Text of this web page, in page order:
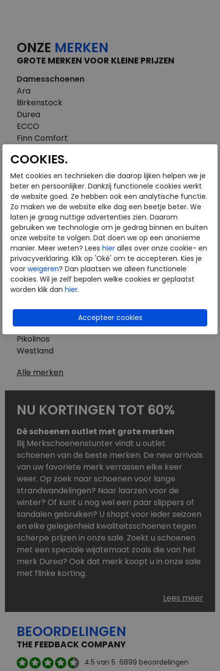
ONZE MERKEN
GROTE MERKEN VOOR KLEINE PRIJZEN
Damesschoenen
Ara
Birkenstock
Durea
ECCO
Finn Comfort
Gabor
Piedi Nudi
Pikolinos
Solidus
Think
Waldlaufer
Westland
Wolky
Herenschoenen
Australian
Birkenstock
Clarks
Mephisto
Pikolinos
Westland
Alle merken
NU KORTINGEN TOT 60%
Dé schoenen outlet met grote merken
Bij Merkschoenenstunter vindt u outlet
schoenen van de beste merken. De new arrivals
van uw favoriete merk verrassen elke keer
weer. Op zoek naar schoenen voor lange
strandwandelingen? Naar laarzen voor de
winter? Of kunt u nog wel een paar slippers of
sandalen gebruiken? U shopt voor ieder seizoen
en elke gelegenheid kwaliteitsschoenen tegen
scherpe prijzen in onze sale. Zoekt u schoenen
met een speciale wijdtemaat zoals die van het
merk Durea? Ook dat merk koopt u in onze sale
met flinke korting.
Schoenen heeft u nooit genoeg. Goedkope
schoenen, maar dus wel van topmerken,
aanbod is zo compleet dat u altijd wel een
passend paar vindt.
Welke schoenmerken vindt u in onze online
Lees meer
BEOORDELINGEN
THE FEEDBACK COMPANY
4.5 van 5 6899 beoordelingen
COOKIES.
Met cookies en technieken die daarop lijken helpen we je
beter en persoonlijker. Dankzij functionele cookies werkt
de website goed. Ze hebben ook een analytische functie.
Zo maken we de website elke dag een beetje beter. We
laten je graag nuttige advertenties zien. Daarom
gebruiken we technologie om je gedrag binnen en buiten
onze website te volgen. Dat doen we op een anonieme
manier. Meer weten? Lees hier alles over onze cookie- en
privacyverklaring. Klik op 'Oké' om te accepteren. Kies je
voor weigeren? Dan plaatsen we alleen functionele
cookies. Wil je zelf bepalen welke cookies er geplaatst
worden klik dan hier.